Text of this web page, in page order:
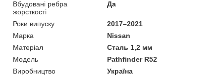
Вбудовані ребра
жорсткості
Да
Роки випуску
2017–2021
Марка
Nissan
Матеріал
Сталь 1,2 мм
Мoдель
Pathfinder R52
Виробництво
Україна